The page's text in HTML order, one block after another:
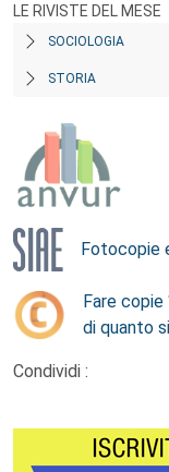
LE RIVISTE DEL MESE
SOCIOLOGIA
STORIA
Fotocopie
Fare copie
di quanto
Condividi :